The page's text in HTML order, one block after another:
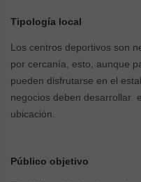
Tipología local
Los centros deportivos son
por cercanía, esto, aunque
pueden disfrutarse en el
negocios deben desarrollar
ubicación.
Público objetivo